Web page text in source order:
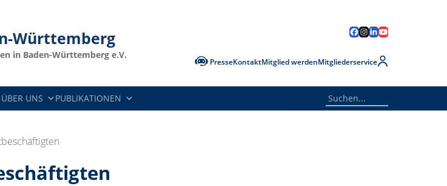
Württemberg
in Baden-Württemberg e.V.
PresseKontaktMitglied werdenMitgliederservice
ÜBER UNS PUBLIKATIONEN